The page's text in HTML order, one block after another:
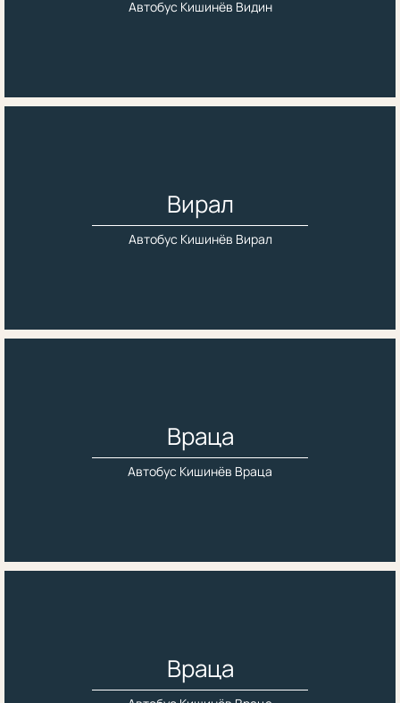
Автобус Кишинёв Видин
Вирал
Автобус Кишинёв Вирал
Враца
Автобус Кишинёв Враца
Враца